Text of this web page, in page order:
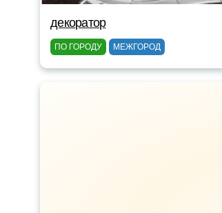
декоратор
ПО ГОРОДУ МЕЖГОРОД